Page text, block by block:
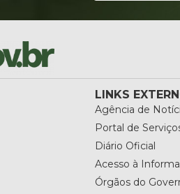
LINKS
Agência de
Portal de
Diário Oficial
Acesso à
Órgãos do